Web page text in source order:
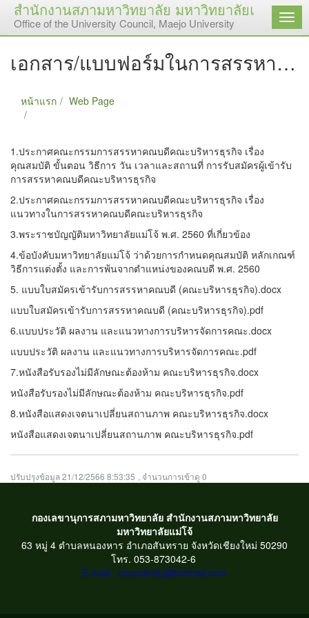
สำนักงานสภามหาวิทยาลัย มหาวิทยาลัยแม่โจ้
Office of the University Council, Maejo University เมนู
เอกสาร/แบบฟอร์มในการสรรหาคณบดีคณะบริหารธุรกิจ
หน้าแรก
Web Page
1.ประกาศคณะกรรมการสรรหาคณบดีคณะบริหารธุรกิจ เรื่อง
คุณสมบัติ ขั้นตอน วิธีการ วัน เวลาและสถานที่ การรับสมัครผู้เข้ารับ
การสรรหาคณบดีคณะบริหารธุรกิจ
2.ประกาศคณะกรรมการสรรหาคณบดีคณะบริหารธุรกิจ เรื่อง
แนวทางในการสรรหาคณบดีคณะบริหารธุรกิจ
3.พระราชบัญญัติมหาวิทยาลัยแม่โจ้ พ.ศ. 2560 ที่เกี่ยวข้อง
4.ข้อบังคับมหาวิทยาลัยแม่โจ้ ว่าด้วยการกำหนดคุณสมบัติ หลักเกณฑ์
วิธีการแต่งตั้ง และการพ้นจากตำแหน่งของคณบดี พ.ศ. 2560
5. แบบใบสมัครเข้ารับการสรรหาคณบดี (คณะบริหารธุรกิจ).docx
แบบใบสมัครเข้ารับการสรรหาคณบดี (คณะบริหารธุรกิจ).pdf
6.แบบประวัติ ผลงาน และแนวทางการบริหารจัดการคณะ.docx
แบบประวัติ ผลงาน และแนวทางการบริหารจัดการคณะ.pdf
7.หนังสือรับรองไม่มีลักษณะต้องห้าม คณะบริหารธุรกิจ.docx
หนังสือรับรองไม่มีลักษณะต้องห้าม คณะบริหารธุรกิจ.pdf
8.หนังสือแสดงเจตนาเปลี่ยนสถานภาพ คณะบริหารธุรกิจ.docx
หนังสือแสดงเจตนาเปลี่ยนสถานภาพ คณะบริหารธุรกิจ.pdf
ปรับปรุงข้อมูล 21/12/2566 8:53:35 , จำนวนการเข้าดู 0
กองเลขานุการสภามหาวิทยาลัย สำนักงานสภามหาวิทยาลัย
มหาวิทยาลัยแม่โจ้
63 หมู่ 4 ตำบลหนองหาร อำเภอสันทราย จังหวัดเชียงใหม่ 50290
โทร. 053-873042-6
E-mail : councilmju@hotmail.com